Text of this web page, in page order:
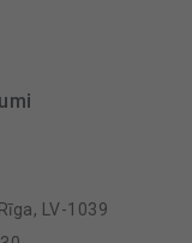
LV-1039